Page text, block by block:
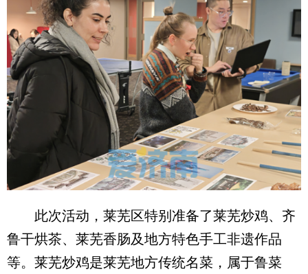
此次活动，莱芜区特别准备了莱芜炒鸡、齐
鲁干烘茶、莱芜香肠及地方特色手工非遗作品
等。莱芜炒鸡是莱芜地方传统名菜，属于鲁菜